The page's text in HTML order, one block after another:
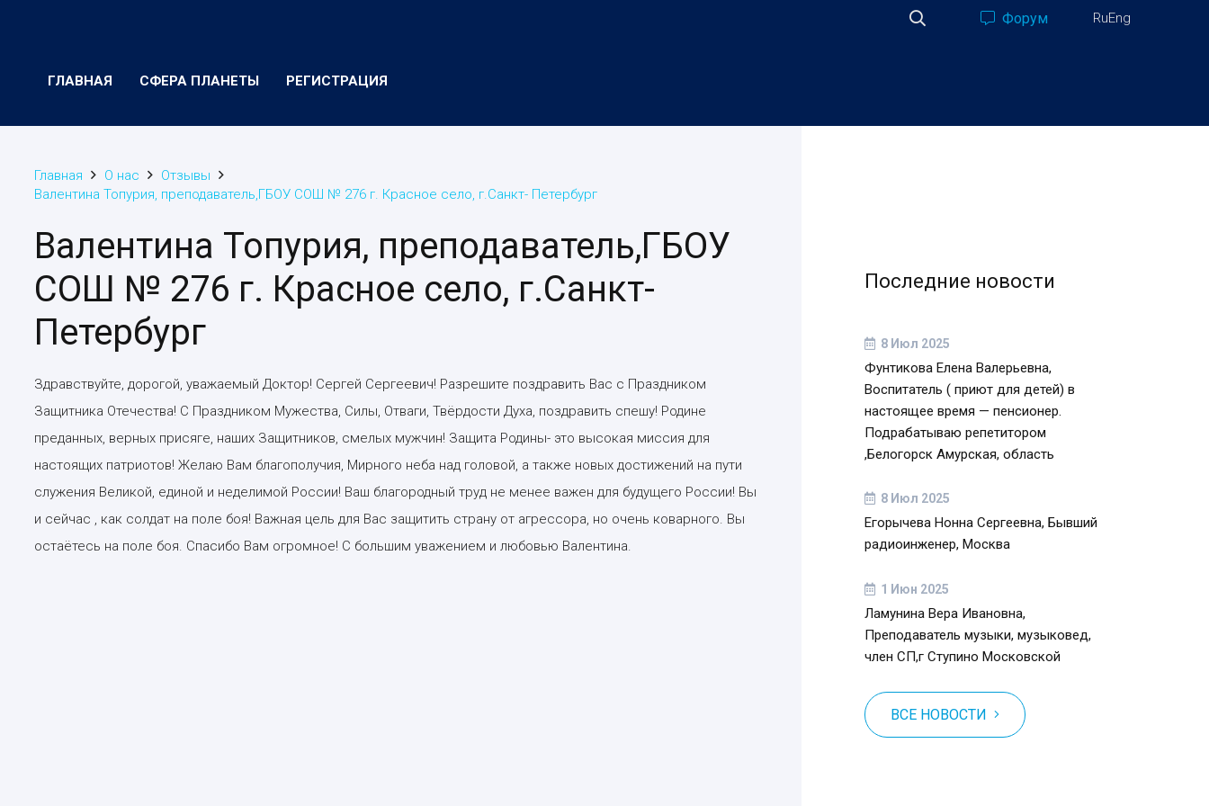
Форум RuEng
ГЛАВНАЯ СФЕРА ПЛАНЕТЫ РЕГИСТРАЦИЯ
Главная О нас
Отзывы
Валентина Топурия, преподаватель,ГБОУ СОШ № 276 г. Красное село, г.Санкт- Петербург
Валентина Топурия, преподаватель,ГБОУ
СОШ № 276 г. Красное село, г.Санкт-
Петербург
Здравствуйте, дорогой, уважаемый Доктор! Сергей Сергеевич! Разрешите поздравить Вас с Праздником
Защитника Отечества! С Праздником Мужества, Силы, Отваги, Твёрдости Духа, поздравить спешу! Родине
преданных, верных присяге, наших Защитников, смелых мужчин! Защита Родины- это высокая миссия для
настоящих патриотов! Желаю Вам благополучия, Мирного неба над головой, а также новых достижений на пути
служения Великой, единой и неделимой России! Ваш благородный труд не менее важен для будущего России! Вы
и сейчас , как солдат на поле боя! Важная цель для Вас защитить страну от агрессора, но очень коварного. Вы
остаётесь на поле боя. Спасибо Вам огромное! С большим уважением и любовью Валентина.
Последние новости
8 Июл 2025
Фунтикова Елена Валерьевна,
Воспитатель ( приют для детей) в
настоящее время — пенсионер.
Подрабатываю репетитором
,Белогорск Амурская, область
8 Июл 2025
Егорычева Нонна Сергеевна, Бывший
радиоинженер, Москва
1 Июн 2025
Ламунина Вера Ивановна,
Преподаватель музыки, музыковед,
член СП,г Ступино Московской
ВСЕ НОВОСТИ